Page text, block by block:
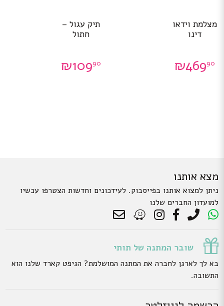
מצלמת וידאו
דינו
₪46990
תיק עגול –
חתול
₪10990
מצא אותנו
ניתן למצוא אותנו בפייסבוק. לעידכונים וחדשות הצטרפו עכשיו
למועדון החברים שלנו
שובר המתנה של תותי
בא לך לארגן לחברה את המתנה המושלמת? הגיפט קארד שלנו הוא
התשובה.